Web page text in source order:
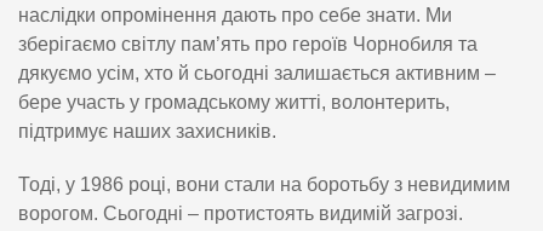
наслідки опромінення дають про себе знати. Ми
зберігаємо світлу пам’ять про героїв Чорнобиля та
дякуємо усім, хто й сьогодні залишається активним –
бере участь у громадському житті, волонтерить,
підтримує наших захисників.
Тоді, у 1986 році, вони стали на боротьбу з невидимим
ворогом. Сьогодні – протистоять видимій загрозі.